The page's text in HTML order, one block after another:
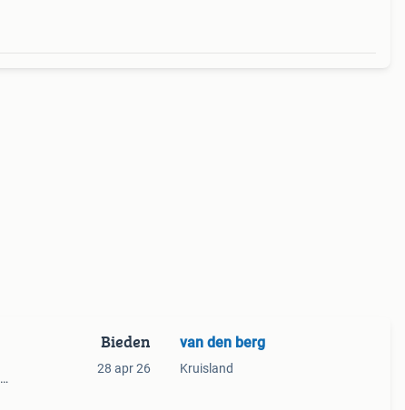
Bieden
28 apr 26
van den berg
Kruisland